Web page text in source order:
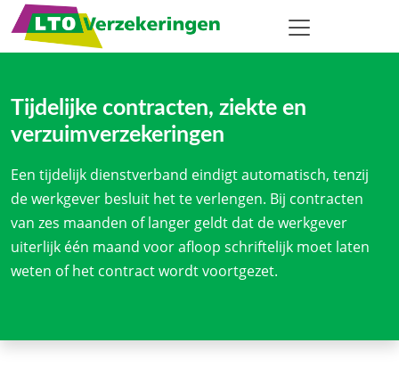
Tijdelijke contracten, ziekte en
verzuimverzekeringen
Een tijdelijk dienstverband eindigt automatisch, tenzij
de werkgever besluit het te verlengen. Bij contracten
van zes maanden of langer geldt dat de werkgever
uiterlijk één maand voor afloop schriftelijk moet laten
weten of het contract wordt voortgezet.